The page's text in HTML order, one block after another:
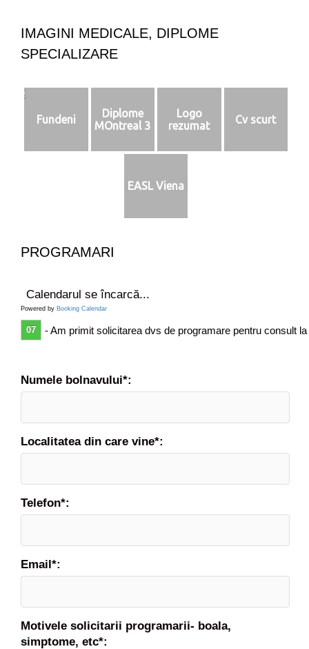
u
t
c
u
o
m
d
p
b
o
i
e
e
e
IMAGINI MEDICALE, DIPLOME
SPECIALIZARE
Fundeni
Diplome
MOntreal 3
Logo
rezumat
Cv scurt
EASL Viena
PROGRAMARI
Calendarul se încarcă...
Powered by Booking Calendar
07 - Am primit solicitarea dvs de programare pentru consult
Numele bolnavului*:
Localitatea din care vine*:
Telefon*:
Email*:
Motivele solicitarii programarii- boala,
simptome, etc*: